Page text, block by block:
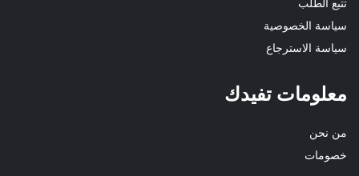
تتبع الطلب
سياسة الخصوصية
سياسة الاسترجاع
معلومات تفيدك
من نحن
خصومات